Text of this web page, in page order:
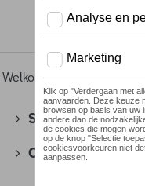
Welkom >Voor u >Divers
SEAT(178)
CUPRA(201)